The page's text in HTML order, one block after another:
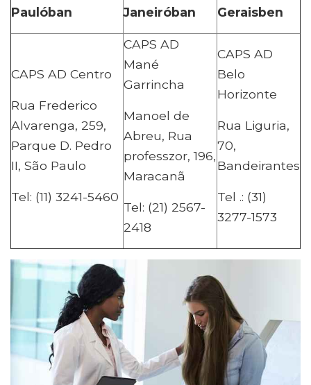
Paulóban
Janeiróban
Geraisben
CAPS AD Centro
Rua Frederico
Alvarenga, 259,
Parque D. Pedro
II, São Paulo
Tel: (11) 3241-5460
CAPS AD
Mané
Garrincha
Manoel de
Abreu, Rua
professzor, 196,
Maracanã
Tel: (21) 2567-
2418
CAPS AD
Belo
Horizonte
Rua Liguria,
70,
Bandeirantes
Tel .: (31)
3277-1573